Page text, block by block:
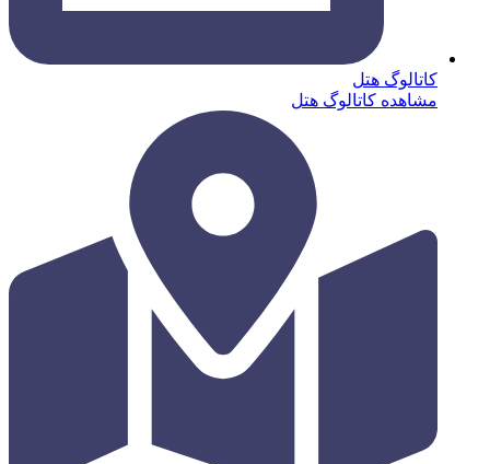
کاتالوگ هتل
مشاهده کاتالوگ هتل